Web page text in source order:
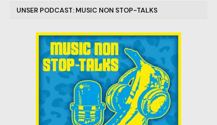
UNSER PODCAST: MUSIC NON STOP-TALKS